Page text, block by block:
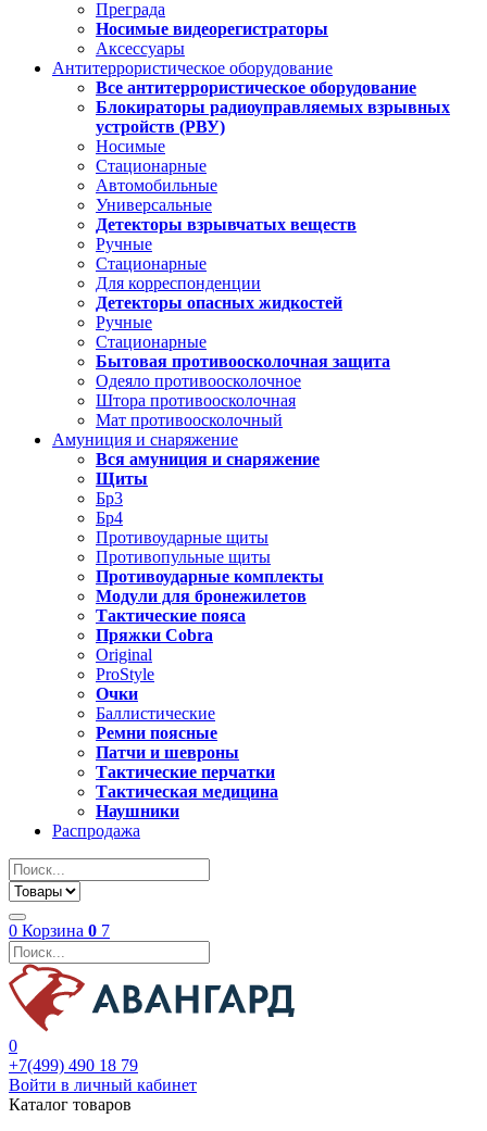
Преграда
Носимые видеорегистраторы
Аксессуары
Антитеррористическое оборудование
Все антитеррористическое оборудование
Блокираторы радиоуправляемых взрывных
устройств (РВУ)
Носимые
Стационарные
Автомобильные
Универсальные
Детекторы взрывчатых веществ
Ручные
Стационарные
Для корреспонденции
Детекторы опасных жидкостей
Ручные
Стационарные
Бытовая противоосколочная защита
Одеяло противоосколочное
Штора противоосколочная
Мат противоосколочный
Амуниция и снаряжение
Вся амуниция и снаряжение
Щиты
Бр3
Бр4
Противоударные щиты
Противопульные щиты
Противоударные комплекты
Модули для бронежилетов
Тактические пояса
Пряжки Cobra
Original
ProStyle
Очки
Баллистические
Ремни поясные
Патчи и шевроны
Тактические перчатки
Тактическая медицина
Наушники
Распродажа
0 Корзина 0 7
0
+7(499) 490 18 79
Войти в личный кабинет
Каталог товаров